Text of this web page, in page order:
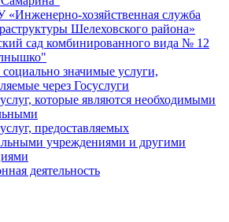
хозяйственная служба
Шелеховского района»
сад комбинированного вида № 12
значимые услуги,
через Госуслуги
которые являются необходимыми
предоставляемых
учреждениями и другими
деятельность